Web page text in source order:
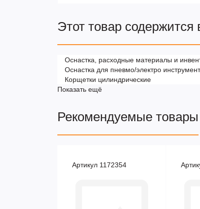
Этот товар содержится
Оснастка, расходные материалы и
Оснастка для пневмо/электро
Корщетки цилиндрические
Показать ещё
Рекомендуемые товары
Артикул 1172354